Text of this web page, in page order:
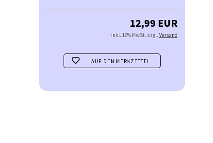
12,99 EUR
inkl. 19% MwSt. zzgl. Versand
AUF DEN MERKZETTEL